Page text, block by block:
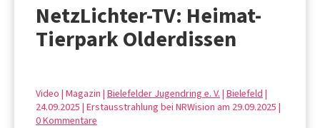
NetzLichter-TV: Heimat-
Tierpark Olderdissen
Video | Magazin | Bielefelder Jugendring e. V. | Bielefeld |
24.09.2025 | Erstausstrahlung bei NRWision am 29.09.2025 |
0 Kommentare